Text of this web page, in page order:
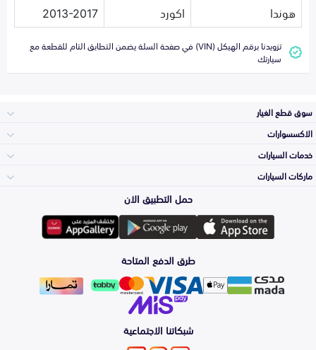
هوندا
اكورد 2013-2017
تزويدنا برقم الهيكل (VIN) في صفحة السلة يضمن التطابق التام للقطعة مع
سيارتك
سوق قطع الغيار
المكائن، القيرات
وملحقاتها
الشمعات
والاصطبات (الاضاءة)
الفرامل والأقمشة
الاكسسوارات
لوازم الرحلات
اكسسوارات العناية
الزيوت و السوائل
خدمات السيارات
الأكثر مبيعاً
التلميع والعناية
ماركات السيارات
تويوتا
هيونداي
كيا
حمل التطبيق الان
طرق الدفع المتاحة
شبكاتنا الاجتماعية